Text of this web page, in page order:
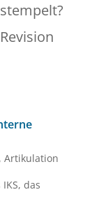
Artikulation
, das